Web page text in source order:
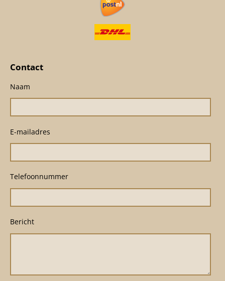
Contact
Naam
E-mailadres
Telefoonnummer
Bericht